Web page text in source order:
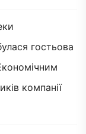
гостьова
компанії